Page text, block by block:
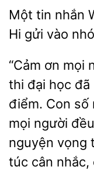
Một tin nhắn
gửi vào
“Cảm ơn mọi
thi đại học đã
điểm. Con số
mọi người
nguyện vọng
túc cân nhắc,